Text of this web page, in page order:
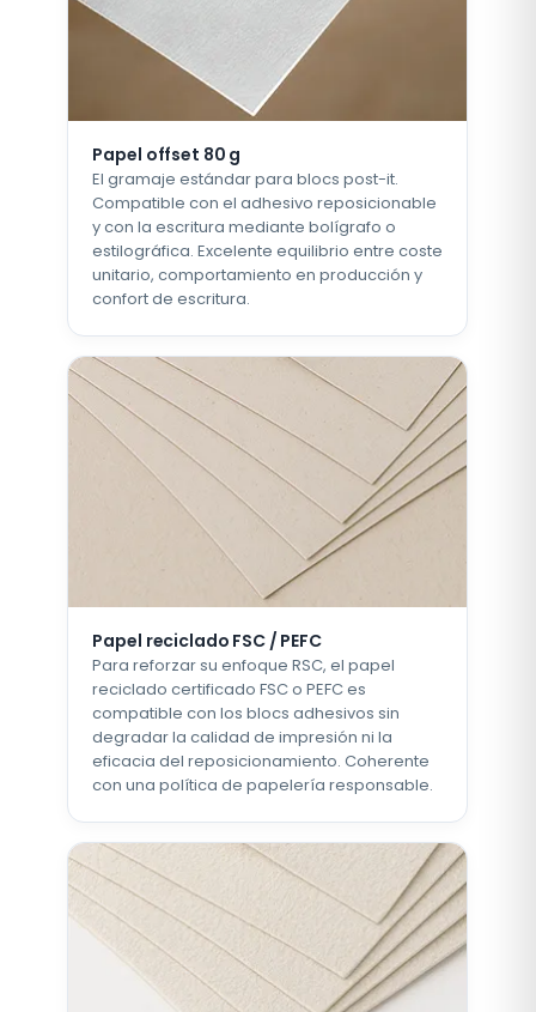
Papel offset 80 g
El gramaje estándar para blocs post-it.
Compatible con el adhesivo reposicionable
y con la escritura mediante bolígrafo o
estilográfica. Excelente equilibrio entre coste
unitario, comportamiento en producción y
confort de escritura.
Papel reciclado FSC / PEFC
Para reforzar su enfoque RSC, el papel
reciclado certificado FSC o PEFC es
compatible con los blocs adhesivos sin
degradar la calidad de impresión ni la
eficacia del reposicionamiento. Coherente
con una política de papelería responsable.